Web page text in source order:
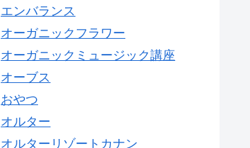
エンバランス
オーガニックフラワー
オーガニックミュージック講座
オーブス
おやつ
オルター
オルターリゾートカナン